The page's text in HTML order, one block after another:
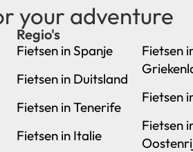
your adventure
Regio's
Fietsen in Spanje
Fietsen in Duitsland
Fietsen in Tenerife
Fietsen in Italie
Fietsen
Fietsen
Fietsen